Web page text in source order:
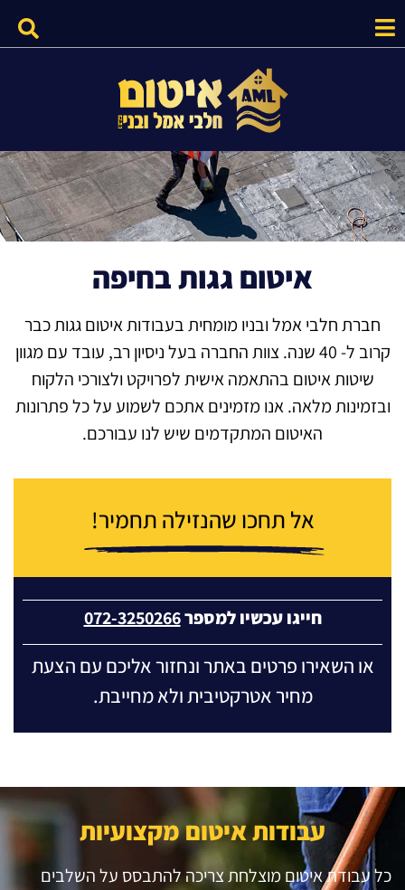
איטום גגות בחיפה
חברת חלבי אמל ובניו מומחית בעבודות איטום גגות כבר
קרוב ל- 40 שנה. צוות החברה בעל ניסיון רב, עובד עם מגוון
שיטות איטום בהתאמה אישית לפרויקט ולצורכי הלקוח
ובזמינות מלאה. אנו מזמינים אתכם לשמוע על כל פתרונות
האיטום המתקדמים שיש לנו עבורכם.
אל תחכו שהנזילה תחמיר!
חייגו עכשיו למספר072-3250266
או השאירו פרטים באתר ונחזור אליכם עם הצעת
מחיר אטרקטיבית ולא מחייבת.
עבודות איטום מקצועיות
כל עבודת איטום מוצלחת צריכה להתבסס על השלבים